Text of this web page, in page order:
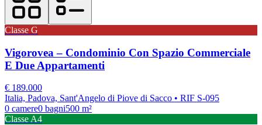
Classe G
Vigorovea – Condominio Con Spazio Commerciale
E Due Appartamenti
€ 189.000
Italia, Padova, Sant'Angelo di Piove di Sacco • RIF S-095
0 camere0 bagni500 m²
Classe A4